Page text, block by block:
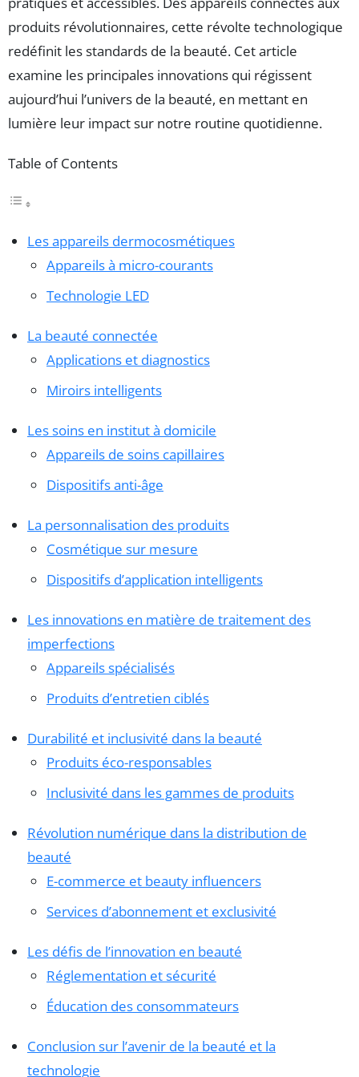
produits révolutionnaires, cette révolte technologique
redéfinit les standards de la beauté. Cet article
examine les principales innovations qui régissent
aujourd’hui l’univers de la beauté, en mettant en
lumière leur impact sur notre routine quotidienne.
Table of Contents
Les appareils dermocosmétiques
Appareils à micro-courants
Technologie LED
La beauté connectée
Applications et diagnostics
Miroirs intelligents
Les soins en institut à domicile
Appareils de soins capillaires
Dispositifs anti-âge
La personnalisation des produits
Cosmétique sur mesure
Dispositifs d’application intelligents
Les innovations en matière de traitement des
imperfections
Appareils spécialisés
Produits d’entretien ciblés
Durabilité et inclusivité dans la beauté
Produits éco-responsables
Inclusivité dans les gammes de produits
Révolution numérique dans la distribution de
beauté
E-commerce et beauty influencers
Services d’abonnement et exclusivité
Les défis de l’innovation en beauté
Réglementation et sécurité
Éducation des consommateurs
Conclusion sur l’avenir de la beauté et la
technologie